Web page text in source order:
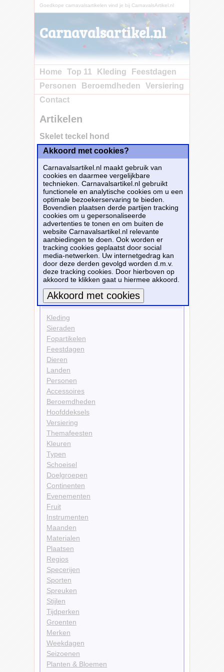
Goedkope carnavalsartikelen vind je bij CarnavalsArtikel.nl
Carnavalsartikel.nl
Home Top 11 Kleding
Feestdagen
Personen
Beroemdheden
Versiering
Contact
Artikelen
Skelet teckel hond
Koop nu bij e-
Carnavalskleding.nl voor slechts€ 28.70!
Dit carnavalsartikelSkelet teckel hond
bestellen bij E-Carnavalskleding.nlvoor€
28,70.
Bestellen
Personen
Skelet
Dieren
Honden
Bekijk alle carnavalsartikelen
Carnavalsartikelen
Kleding
Sieraden
Fopartikelen
Feestdagen
Dieren
Landen
Personen
Accessoires
Beroemdheden
Hoofddeksels
Versiering
Themafeesten
Kleuren
Typen
Schoeisel
Doelgroepen
Continenten
Evenementen
Fruit
Instrumenten
Maanden
Materialen
Plaatsen
Regios
Specerijen
Sporten
Spreuken
Stijlen
Tijdperken
Groenten
Merken
Weekdagen
Seizoenen
Planten & Bloemen
Akkoord met cookies?
Carnavalsartikel.nl maakt gebruik van
cookies en daarmee vergelijkbare
technieken. Carnavalsartikel.nl gebruikt
functionele en analytische cookies om u een
optimale bezoekerservaring te bieden.
Bovendien plaatsen derde partijen tracking
cookies om u gepersonaliseerde
advertenties te tonen en om buiten de
website Carnavalsartikel.nl relevante
aanbiedingen te doen. Ook worden er
tracking cookies geplaatst door social
media-netwerken. Uw internetgedrag kan
door deze derden gevolgd worden d.m.v.
deze tracking cookies. Door hierboven op
akkoord te klikken gaat u hiermee akkoord.